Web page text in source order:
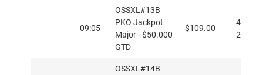
09:05
OSSXL#13B
PKO Jackpot
Major - $50.000
GTD
$109.00
4h
20/9m
OSSXL#14B